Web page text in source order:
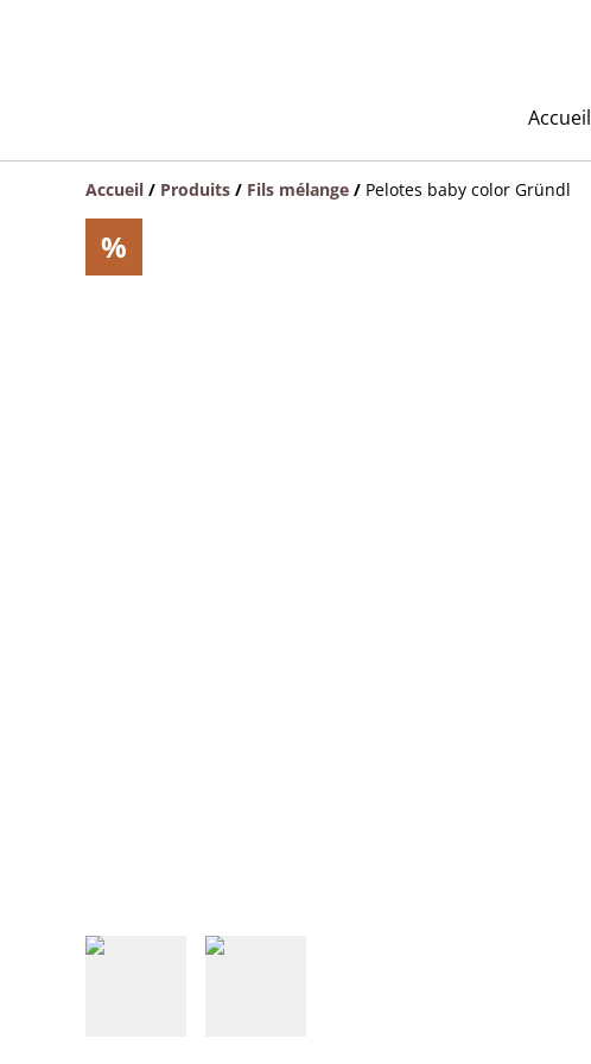
Accueil
Accueil / Produits / Fils mélange / Pelotes baby color Gründl
%